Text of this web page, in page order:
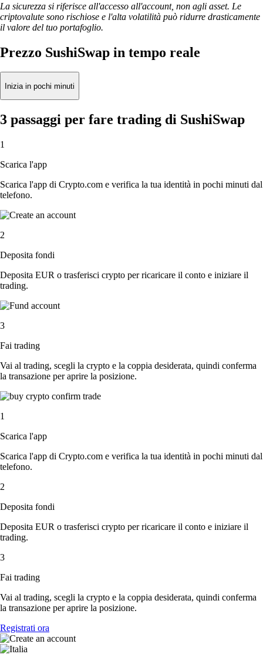
La sicurezza si riferisce all'accesso all'account, non agli asset. Le
criptovalute sono rischiose e l'alta volatilità può ridurre drasticamente
il valore del tuo portafoglio.
Prezzo SushiSwap in tempo reale
Inizia in pochi minuti
3 passaggi per fare trading di SushiSwap
1
Scarica l'app
Scarica l'app di Crypto.com e verifica la tua identità in pochi minuti dal
telefono.
2
Deposita fondi
Deposita EUR o trasferisci crypto per ricaricare il conto e iniziare il
trading.
3
Fai trading
Vai al trading, scegli la crypto e la coppia desiderata, quindi conferma
la transazione per aprire la posizione.
1
Scarica l'app
Scarica l'app di Crypto.com e verifica la tua identità in pochi minuti dal
telefono.
2
Deposita fondi
Deposita EUR o trasferisci crypto per ricaricare il conto e iniziare il
trading.
3
Fai trading
Vai al trading, scegli la crypto e la coppia desiderata, quindi conferma
la transazione per aprire la posizione.
Registrati ora